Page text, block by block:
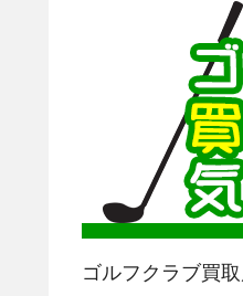
ゴルフクラブ買